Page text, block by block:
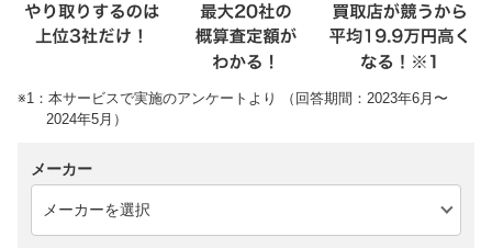
※1：本サービスで実施のアンケートより （回答期間：2023年6月〜
2024年5月）
メーカー